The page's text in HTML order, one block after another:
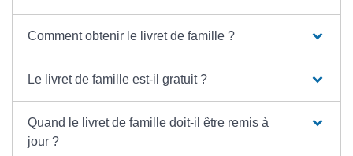
Comment obtenir le livret de famille ?
Le livret de famille est-il gratuit ?
Quand le livret de famille doit-il être remis à
jour ?